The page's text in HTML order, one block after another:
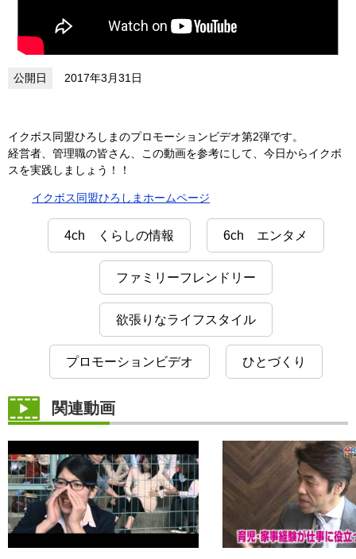
2017年3月31日
イクボス同盟ひろしまのプロモーションビデオ第2弾です。
経営者、管理職の皆さん、この動画を参考にして、今日からイクボ
スを実践しましょう！！
イクボス同盟ひろしまホームページ
4ch くらしの情報 6ch エンタメ
ファミリーフレンドリー
欲張りなライフスタイル
プロモーションビデオ ひとづくり
関連動画